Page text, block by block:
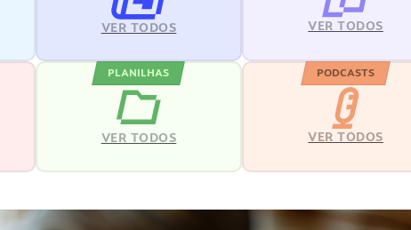
VER TODOS VER TODOS
PLANILHAS
VER TODOS
PODCASTS
VER TODOS